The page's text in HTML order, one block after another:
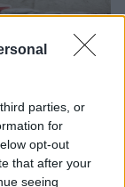
parties, or
for
opt-out
that after your
seeing